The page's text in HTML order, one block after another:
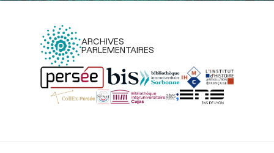
ARCHIVES
PARLEMENTAIRES
Menu